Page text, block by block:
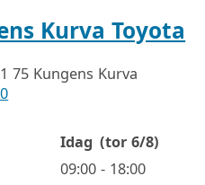
Kurva Toyota
75 Kungens Kurva
Idag (tor 6/8)
09:00 - 18:00